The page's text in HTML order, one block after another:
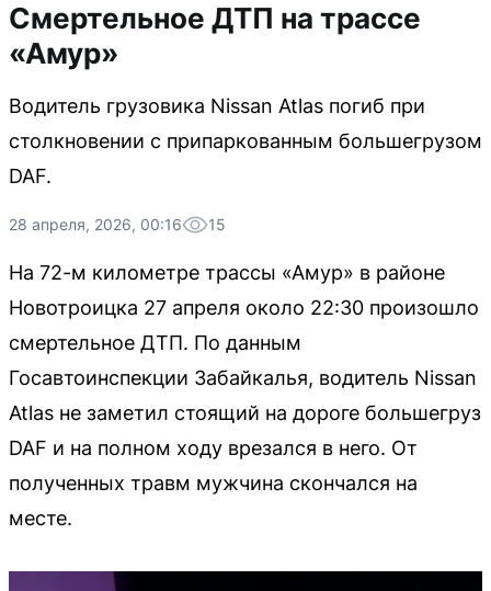
Смертельное ДТП на трассе
«Амур»
Водитель грузовика Nissan Atlas погиб при
столкновении с припаркованным большегрузом
DAF.
28 апреля, 2026, 00:16 15
На 72-м километре трассы «Амур» в районе
Новотроицка 27 апреля около 22:30 произошло
смертельное ДТП. По данным
Госавтоинспекции Забайкалья, водитель Nissan
Atlas не заметил стоящий на дороге большегруз
DAF и на полном ходу врезался в него. От
полученных травм мужчина скончался на
месте.